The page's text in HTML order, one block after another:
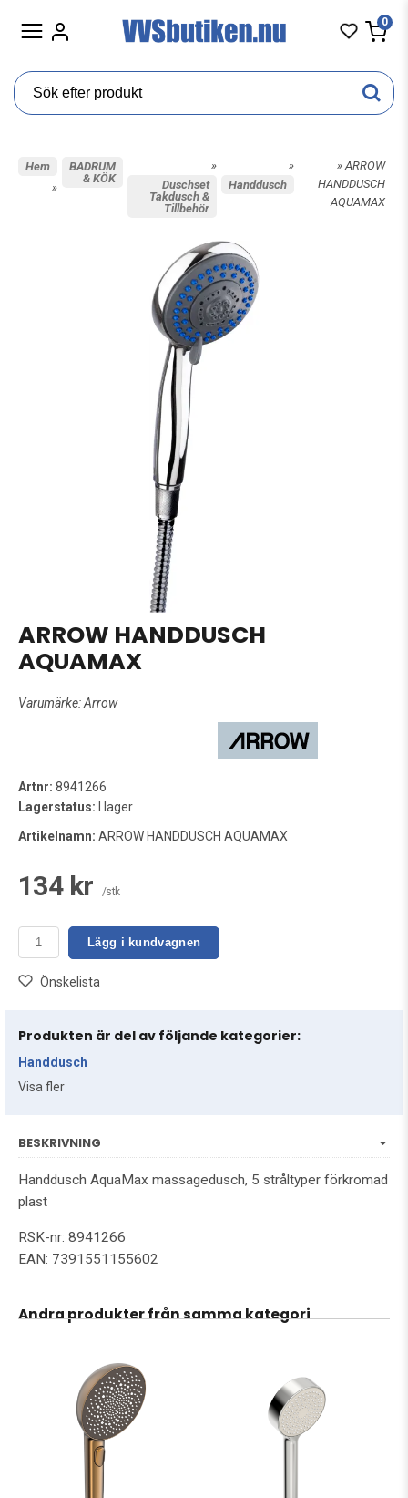
0
Hem
»
BADRUM
& KÖK
»
Duschset
Takdusch &
Tillbehör
»
Handdusch
» ARROW
HANDDUSCH
AQUAMAX
ARROW HANDDUSCH
AQUAMAX
Varumärke:Arrow
Artnr: 8941266
Lagerstatus: I lager
Artikelnamn: ARROW HANDDUSCH AQUAMAX
134 kr /stk
Lägg i kundvagnen
Önskelista
Produkten är del av följande kategorier:
Handdusch
Visa fler
BESKRIVNING
Handdusch AquaMax massagedusch, 5 stråltyper förkromad
plast
RSK-nr: 8941266
EAN: 7391551155602
Andra produkter från samma kategori